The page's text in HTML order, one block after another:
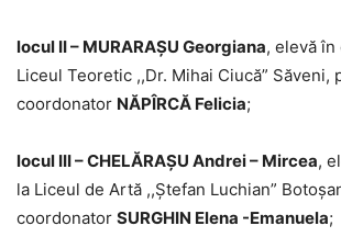
locul II – MURARAȘU Georgiana, elevă
Liceul Teoretic ,,Dr. Mihai Ciucă” Săveni,
coordonator NĂPÎRCĂ Felicia;
locul III – CHELĂRAȘU Andrei – Mircea,
la Liceul de Artă ,,Ștefan Luchian”
coordonator SURGHIN Elena -Emanuela;